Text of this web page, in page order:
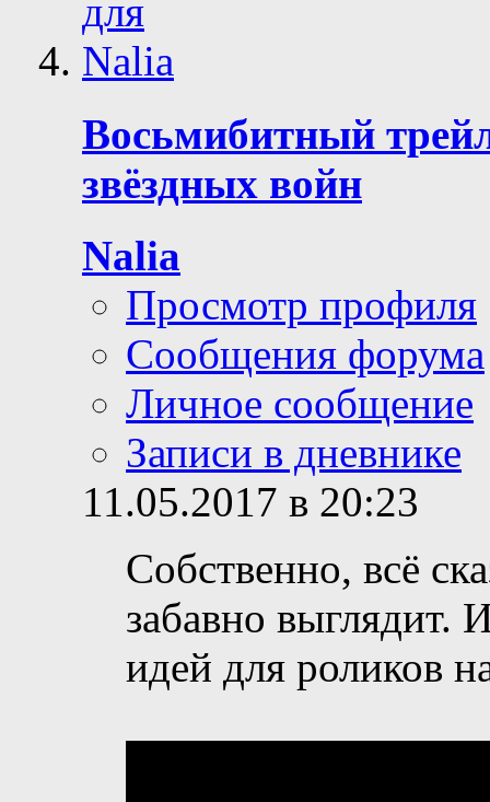
Восьмибитный
звёздных войн
Nalia
Просмотр профиля
Сообщения форума
Личное сообщение
Записи в дневнике
11.05.2017 в 20:23
Собственно, всё
забавно выглядит.
идей для роликов